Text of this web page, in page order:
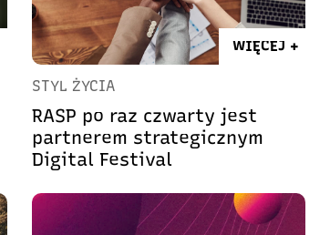
WIĘCEJ +
STYL ŻYCIA
RASP po raz czwarty jest
partnerem strategicznym
Digital Festival